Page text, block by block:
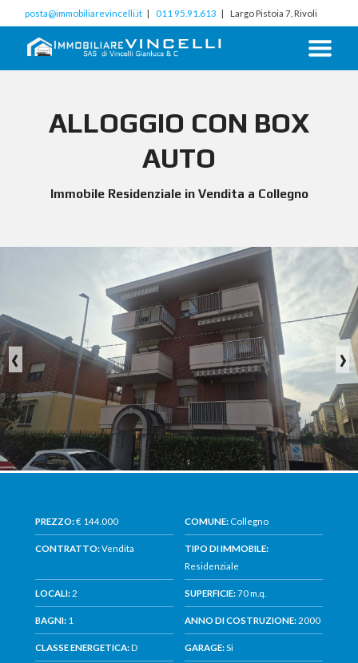
posta@immobiliarevincelli.it 011 95.91.613 Largo Pistoia 7, Rivoli
ALLOGGIO CON BOX
AUTO
Immobile Residenziale in Vendita a Collegno
PREZZO:€ 144.000 COMUNE: Collegno
CONTRATTO:Vendita
TIPO DI IMMOBILE:
Residenziale
LOCALI: 2 SUPERFICIE:70 m.q.
BAGNI: 1 ANNO DI COSTRUZIONE: 2000
CLASSE ENERGETICA:D GARAGE:Si